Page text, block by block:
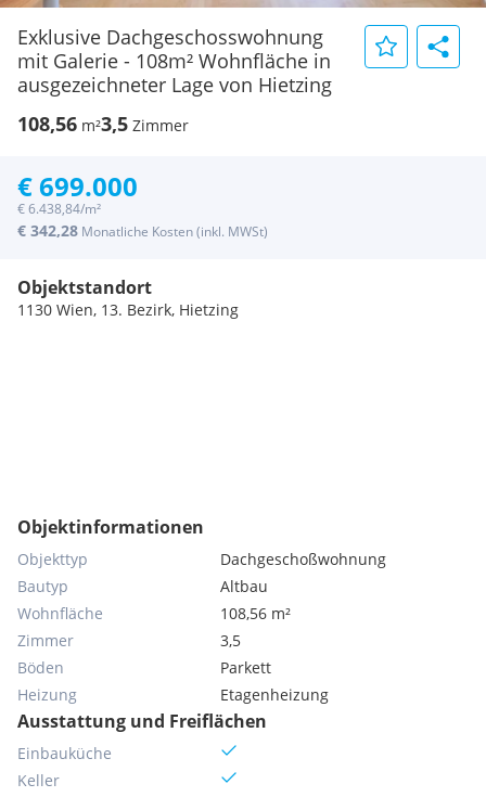
Exklusive Dachgeschosswohnung
mit Galerie - 108m² Wohnfläche in
ausgezeichneter Lage von Hietzing
108,56 m²3,5 Zimmer
€ 699.000
€ 6.438,84/m²
€ 342,28 Monatliche Kosten (inkl. MWSt)
Objektstandort
1130 Wien, 13. Bezirk, Hietzing
Objektinformationen
Objekttyp
Dachgeschoßwohnung
Bautyp
Altbau
Wohnfläche
108,56 m²
Zimmer
3,5
Böden
Parkett
Heizung
Etagenheizung
Ausstattung und Freiflächen
Einbauküche
Keller